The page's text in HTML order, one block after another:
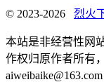
© 2023-2026 烈火
本站是非经营性网
作权归原作者所有